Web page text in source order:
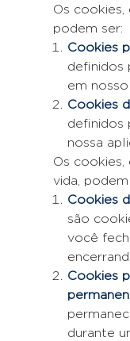
Os cookies,
podem ser:
Cookies
definidos
em
Cookies
definidos
nossa
Os
vida, podem
Cookies
são
você
Cookies
durante